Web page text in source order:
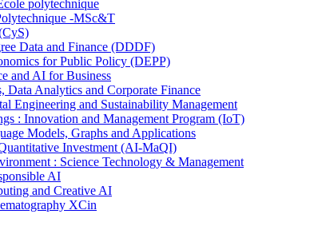
polytechnique
-MSc&T
Data and Finance (DDDF)
for Public Policy (DEPP)
and AI for Business
Analytics and Corporate Finance
Engineering and Sustainability Management
: Innovation and Management Program (IoT)
Models, Graphs and Applications
Investment (AI-MaQI)
: Science Technology & Management
AI
and Creative AI
XCin